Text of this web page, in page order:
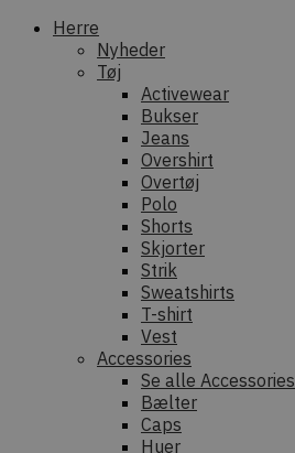
Herre
Nyheder
Tøj
Activewear
Bukser
Jeans
Overshirt
Overtøj
Polo
Shorts
Skjorter
Strik
Sweatshirts
T-shirt
Vest
Accessories
Se alle Accessories
Bælter
Caps
Huer